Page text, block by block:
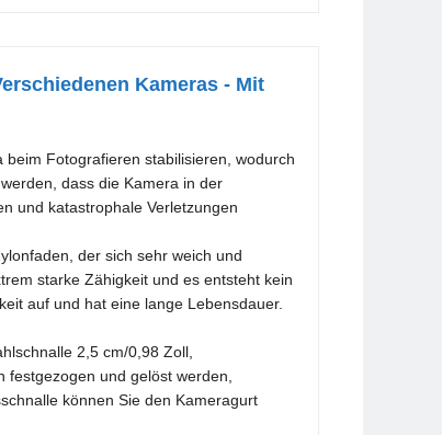
Kameras - Mit
beim Fotografieren stabilisieren, wodurch
dass die Kamera in der
und katastrophale Verletzungen
der sich sehr weich und
starke Zähigkeit und es entsteht kein
auf und hat eine lange Lebensdauer.
2,5 cm/0,98 Zoll,
festgezogen und gelöst werden,
können Sie den Kameragurt